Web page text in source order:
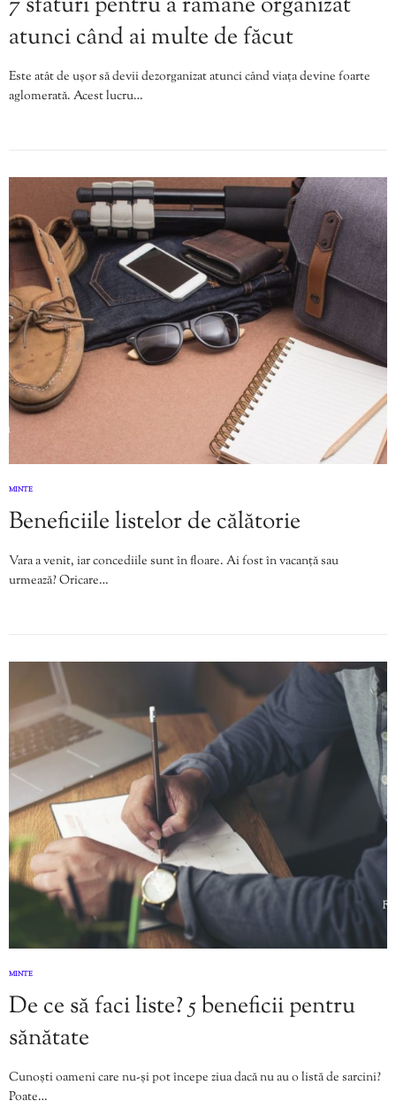
atunci când ai multe de făcut
Este atât de ușor să devii dezorganizat atunci când viața devine foarte
aglomerată. Acest lucru…
MINTE
Beneficiile listelor de călătorie
Vara a venit, iar concediile sunt în floare. Ai fost în vacanță sau
urmează? Oricare…
MINTE
De ce să faci liste? 5 beneficii pentru
sănătate
Cunoști oameni care nu-și pot începe ziua dacă nu au o listă de sarcini?
Poate…